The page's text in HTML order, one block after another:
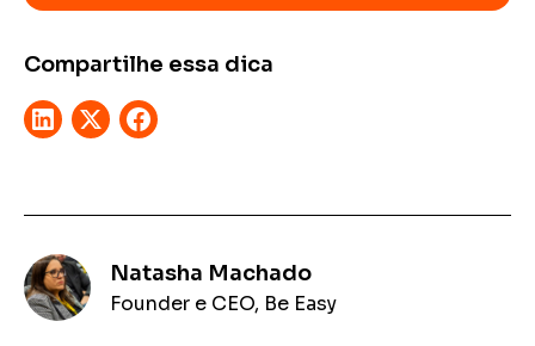
Compartilhe essa dica
Natasha Machado
Founder e CEO, Be Easy